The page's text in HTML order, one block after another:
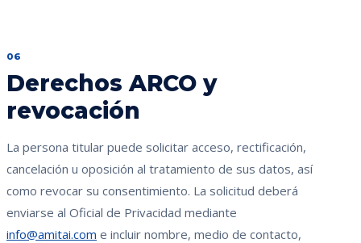
06
Derechos ARCO y
revocación
La persona titular puede solicitar acceso, rectificación,
cancelación u oposición al tratamiento de sus datos, así
como revocar su consentimiento. La solicitud deberá
enviarse al Oficial de Privacidad mediante
info@amitai.com e incluir nombre, medio de contacto,